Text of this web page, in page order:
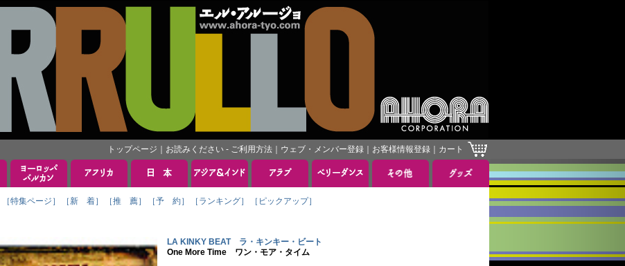
トップページ お読みください - ご利用方法 ウェブ・メンバー登録 お客様情報登録 カート
［特集ページ］ ［新 着］ ［推 薦］ ［予 約］ ［ランキング］ ［ピックアップ］
LA KINKY BEAT ラ・キンキー・ビート
One More Time ワン・モア・タイム